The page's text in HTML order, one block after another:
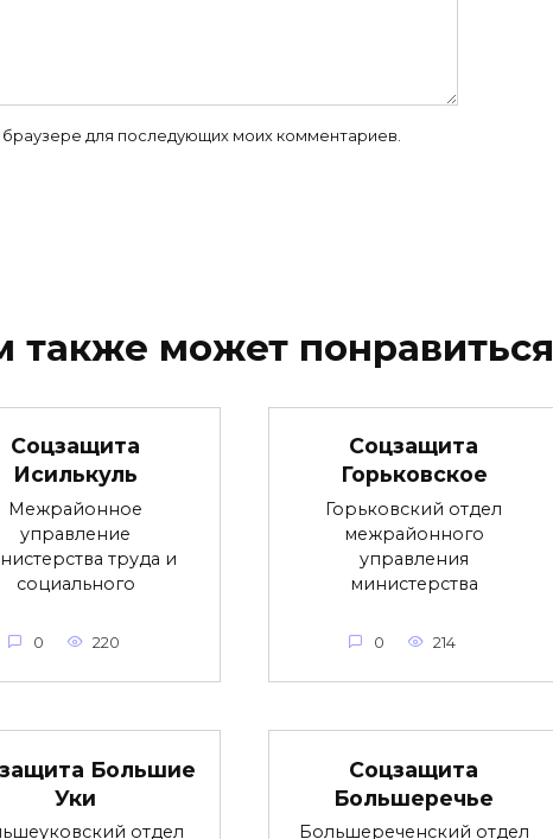
для последующих моих комментариев.
также может понравиться
Соцзащита
Исилькуль
Межрайонное
управление
труда и
социального
0 220
Соцзащита
Горьковское
Горьковский отдел
межрайонного
управления
министерства
0 214
Большие
Уки
отдел
Соцзащита
Большеречье
Большереченский отдел